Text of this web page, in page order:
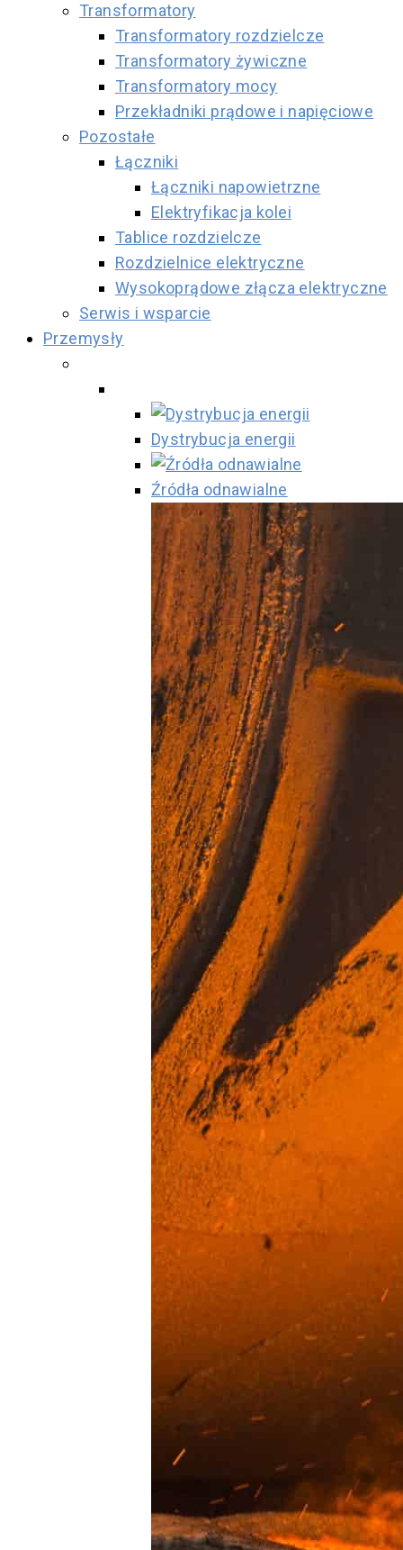
Transformatory
Transformatory rozdzielcze
Transformatory żywiczne
Transformatory mocy
Przekładniki prądowe i napięciowe
Pozostałe
Łączniki
Łączniki napowietrzne
Elektryfikacja kolei
Tablice rozdzielcze
Rozdzielnice elektryczne
Wysokoprądowe złącza elektryczne
Serwis i wsparcie
Przemysły
Dystrybucja energii
Źródła odnawialne